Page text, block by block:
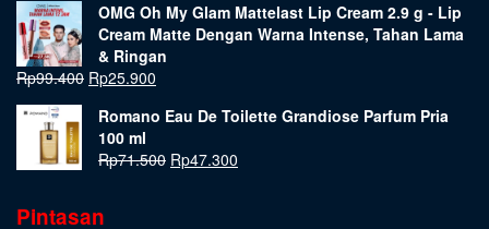
OMG Oh My Glam Mattelast Lip Cream 2.9 g - Lip
Cream Matte Dengan Warna Intense, Tahan Lama
& Ringan
Rp99.400 Rp25.900
Romano Eau De Toilette Grandiose Parfum Pria
100 ml
Rp71.500 Rp47.300
Pintasan